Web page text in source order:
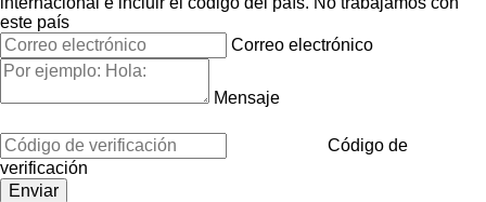
este país
Correo electrónico
Mensaje
Código de
verificación